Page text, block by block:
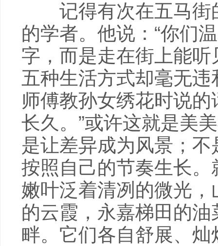
记得有次在五马街
的学者。他说：“你们
字，而是走在街上能
五种生活方式却毫无
师傅教孙女绣花时说
长久。”或许这就是美
是让差异成为风景；
按照自己的节奏生长
嫩叶泛着清冽的微光
的云霞，永嘉梯田的
畔。它们各自舒展、